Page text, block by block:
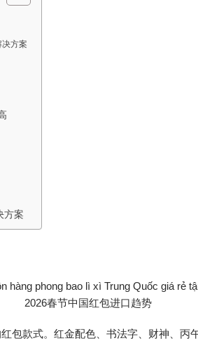
方案
方案
2026春节中国红包进口趋势
包款式。红金配色、书法字、财神、丙